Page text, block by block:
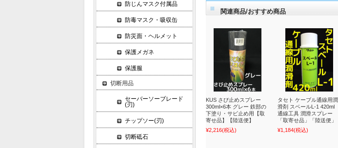
関連商品/おすすめ商品
KUS さび止めスプレー
300ml×6本 グレー 鉄部の
下塗り・サビ止め用【取
寄せ品】【陸送便】
¥2,216(税込)
タセト ケーブル通線用潤
滑剤 スベールL-1 420ml
通線工具 潤滑スプレー
「取寄せ品」「陸送便」
¥1,184(税込)
防じんマスク付属品
防毒マスク・吸収缶
防災面・ヘルメット
保護メガネ
保護服
切断用品
セーバーソーブレード
(刃)
チップソー(刃)
切断砥石